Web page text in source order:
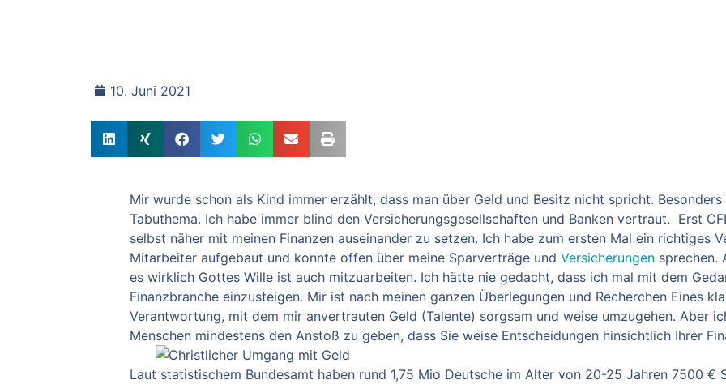
10. Juni 2021
Mir wurde schon als Kind immer erzählt, dass man über Geld und Besitz nicht spricht.
Tabuthema. Ich habe immer blind den Versicherungsgesellschaften und Banken vertraut. Erst
selbst näher mit meinen Finanzen auseinander zu setzen. Ich habe zum ersten Mal ein richtiges
Mitarbeiter aufgebaut und konnte offen über meine Sparverträge und Versicherungen sprechen.
es wirklich Gottes Wille ist auch mitzuarbeiten. Ich hätte nie gedacht, dass ich mal mit dem
Finanzbranche einzusteigen. Mir ist nach meinen ganzen Überlegungen und Recherchen Eines
Verantwortung, mit dem mir anvertrauten Geld (Talente) sorgsam und weise umzugehen. Aber
Menschen mindestens den Anstoß zu geben, dass Sie weise Entscheidungen hinsichtlich Ihrer
Laut statistischem Bundesamt haben rund 1,75 Mio Deutsche im Alter von 20-25 Jahren 7500 €